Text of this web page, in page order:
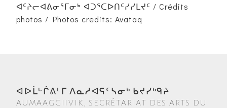
ᐊᑦᔨᓕᐊᕕᓂᕐᒥᓂᒃ ᐊᑐᕐᑕᐅᑎᑦᓯᓯᒪᔪᑦ / Crédits
photos / Photos credits: Avataq
ᐊᐅᒫᒡᒌᕕᒻᒥ ᐱᓇᓱᐊᕋᑦᓴᓂᒃ ᑲᔪᓯᒃᑫᔨ
AUMAAGGIIVIK, SECRÉTARIAT DES ARTS DU